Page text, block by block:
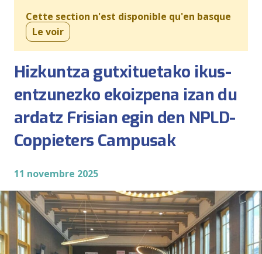
Cette section n'est disponible qu'en basque
Le voir
Hizkuntza gutxituetako ikus-
entzunezko ekoizpena izan du
ardatz Frisian egin den NPLD-
Coppieters Campusak
11 novembre 2025